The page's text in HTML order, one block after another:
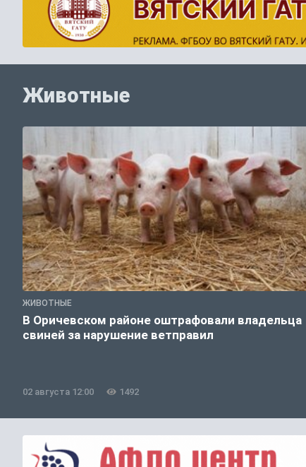
Животные
ЖИВОТНЫЕ
В Оричевском районе оштрафовали владельца
свиней за нарушение ветправил
02 августа 12:00 1492